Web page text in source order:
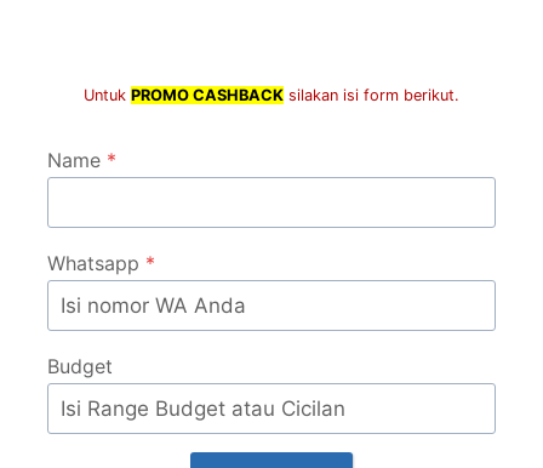
Untuk PROMO CASHBACK silakan isi form berikut.
Name *
Whatsapp *
Budget